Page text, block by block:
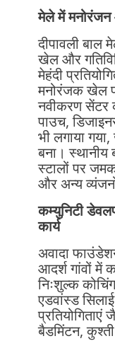
मेले में मनोरंजन
दीपावली
खेल और
मेहंदी
मनोरंजक खेल
नवीकरण सेंटर
पाउच,
भी लगाया
बना।
स्टालों पर
और अन्य
कम्युनिटी
कार्य
अवादा
आदर्श गांवों में
निःशुल्क
एडवांस्ड
बैडमिंटन,